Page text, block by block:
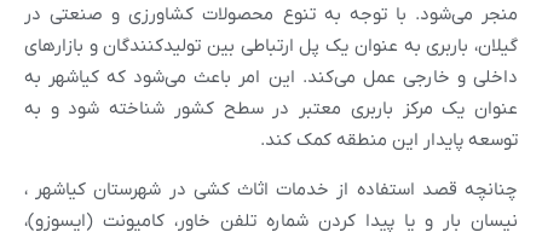
منجر می‌شود. با توجه به تنوع محصولات کشاورزی و صنعتی در
گیلان، باربری به عنوان یک پل ارتباطی بین تولیدکنندگان و بازارهای
داخلی و خارجی عمل می‌کند. این امر باعث می‌شود که کیاشهر به
عنوان یک مرکز باربری معتبر در سطح کشور شناخته شود و به
توسعه پایدار این منطقه کمک کند.
چنانچه قصد استفاده از خدمات اثاث کشی در شهرستان کیاشهر ،
نیسان بار و یا پیدا کردن شماره تلفن خاور، کامیونت (ایسوزو)،